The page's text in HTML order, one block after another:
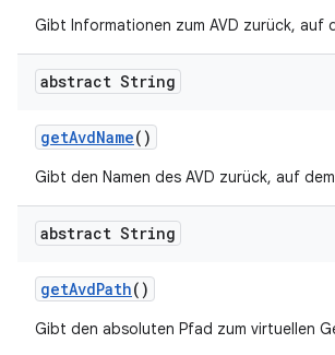
Gibt Informationen zum AVD zurück, auf
abstract String
getAvdName()
Gibt den Namen des AVD zurück, auf
abstract String
getAvdPath()
Gibt den absoluten Pfad zum virtuellen